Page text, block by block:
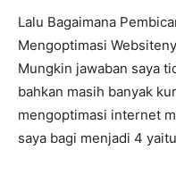
Lalu Bagaimana
Mengoptimasi
Mungkin jawaban saya
bahkan masih banyak
mengoptimasi internet
saya bagi menjadi 4